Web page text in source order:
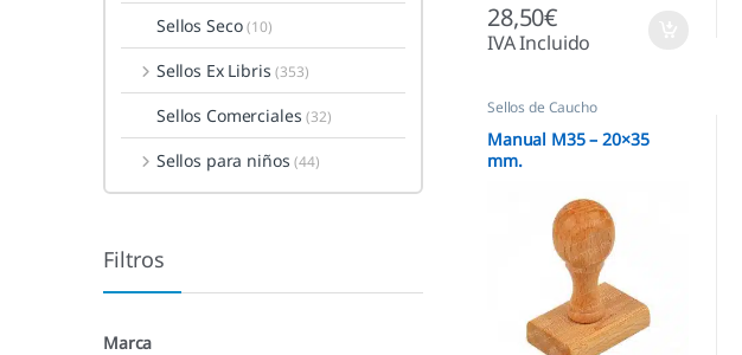
28,50€
IVA Incluido
Sellos de Caucho
Manual M35 – 20×35
mm.
Sellos Seco(10)
Sellos Ex Libris(353)
Sellos Comerciales(32)
Sellos para niños(44)
Filtros
Marca